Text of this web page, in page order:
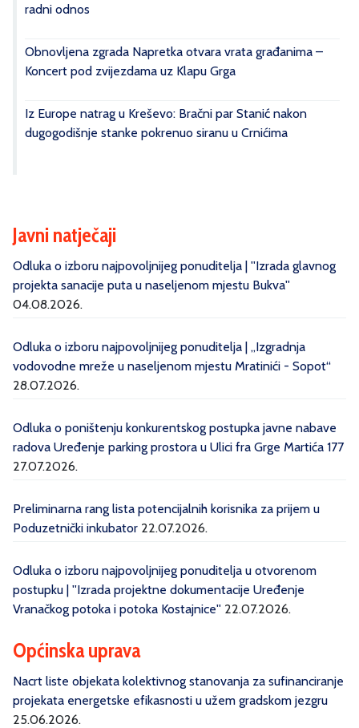
radni odnos
Obnovljena zgrada Napretka otvara vrata građanima –
Koncert pod zvijezdama uz Klapu Grga
Iz Europe natrag u Kreševo: Bračni par Stanić nakon
dugogodišnje stanke pokrenuo siranu u Crnićima
Javni natječaji
Odluka o izboru najpovoljnijeg ponuditelja | ''Izrada glavnog
projekta sanacije puta u naseljenom mjestu Bukva''
04.08.2026.
Odluka o izboru najpovoljnijeg ponuditelja | „Izgradnja
vodovodne mreže u naseljenom mjestu Mratinići - Sopot“
28.07.2026.
Odluka o poništenju konkurentskog postupka javne nabave
radova Uređenje parking prostora u Ulici fra Grge Martića 177
27.07.2026.
Preliminarna rang lista potencijalnih korisnika za prijem u
Poduzetnički inkubator 22.07.2026.
Odluka o izboru najpovoljnijeg ponuditelja u otvorenom
postupku | ''Izrada projektne dokumentacije Uređenje
Vranačkog potoka i potoka Kostajnice'' 22.07.2026.
Općinska uprava
Nacrt liste objekata kolektivnog stanovanja za sufinanciranje
projekata energetske efikasnosti u užem gradskom jezgru
25.06.2026.